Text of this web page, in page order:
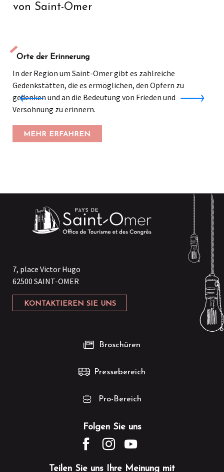
von Saint-Omer
Orte der Erinnerung
In der Region um Saint-Omer gibt es zahlreiche
Gedenkstätten, die es ermöglichen, den Opfern zu
gedenken und an die Bedeutung von Frieden und
Versöhnung zu erinnern.
MEHR ERFAHREN
7, place Victor Hugo
62500 SAINT-OMER
KONTAKTIEREN SIE UNS
Folgen Sie uns
Teilen Sie uns Ihre Meinung mit
Broschüren
Pressebereich
Pro-Bereich